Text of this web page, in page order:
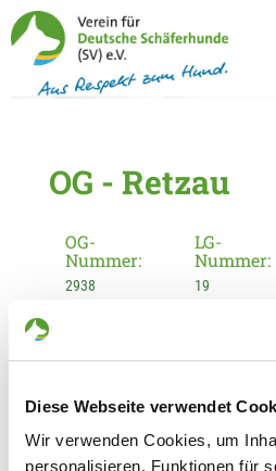
Diese Webseite verwendet
Wir verwenden Cookies, um
personalisieren, Funktionen für
OG - Retzau
OG-
Nummer:
2938
LG-
Nummer:
19
Kontakt:
Katharina Schmidt
Hauptstr. 13